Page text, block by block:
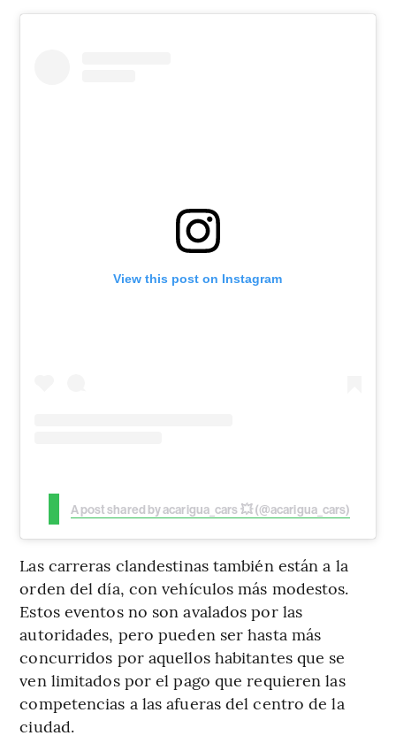
View this post on Instagram
A post shared by acarigua_cars 💥 (@acarigua_cars)
Las carreras clandestinas también están a la
orden del día, con vehículos más modestos.
Estos eventos no son avalados por las
autoridades, pero pueden ser hasta más
concurridos por aquellos habitantes que se
ven limitados por el pago que requieren las
competencias a las afueras del centro de la
ciudad.